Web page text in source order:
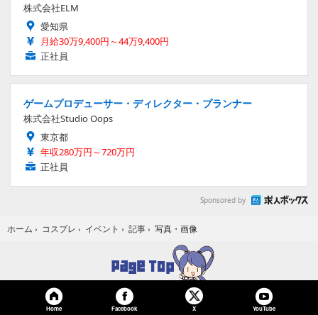
株式会社ELM
愛知県
月給30万9,400円～44万9,400円
正社員
ゲームプロデューサー・ディレクター・プランナー
株式会社Studio Oops
東京都
年収280万円～720万円
正社員
Sponsored by
ホーム › コスプレ › イベント › 記事 › 写真・画像
Home Facebook X YouTube